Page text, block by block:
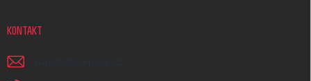
KONTAKT
napiste @ earplugs.cz